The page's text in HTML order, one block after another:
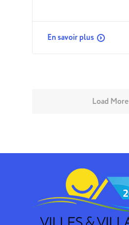
En savoir plus
Load More